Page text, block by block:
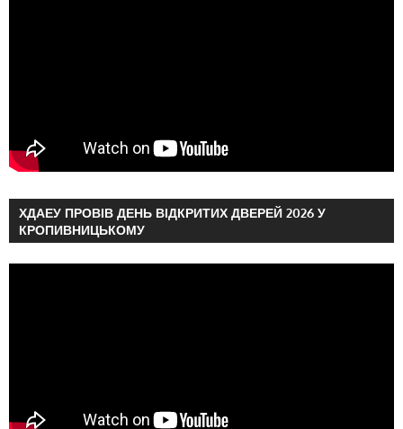
ХДАЕУ ПРОВІВ ДЕНЬ ВІДКРИТИХ ДВЕРЕЙ 2026 У
КРОПИВНИЦЬКОМУ